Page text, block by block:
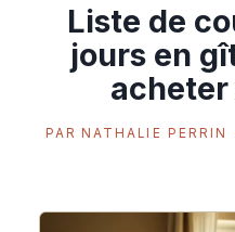
Liste de
jours en
PAR NATHALIE PERRIN